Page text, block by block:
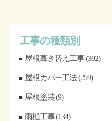
工事の種類別
屋根葺き替え工事(302)
屋根カバー工法(259)
屋根塗装(9)
雨樋工事(134)